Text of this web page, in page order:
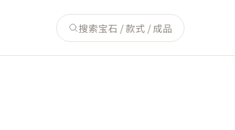
搜索宝石 / 款式 / 成品